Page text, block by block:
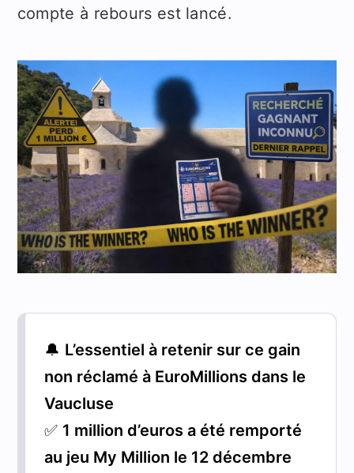
compte à rebours est lancé.
🔔 L’essentiel à retenir sur ce gain
non réclamé à EuroMillions dans le
Vaucluse
✅ 1 million d’euros a été remporté
au jeu My Million le 12 décembre